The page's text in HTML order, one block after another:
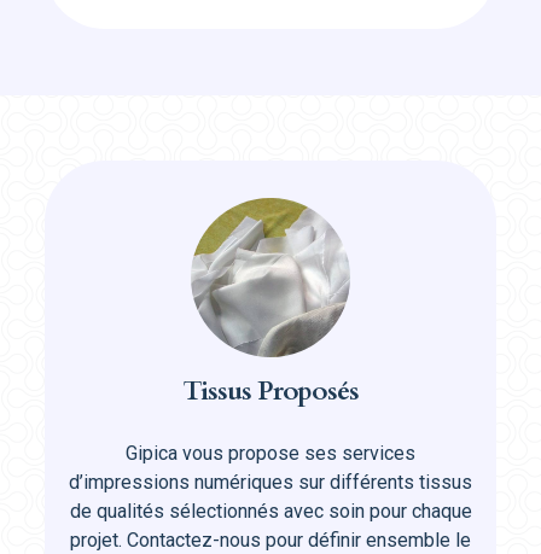
Tissus Proposés
Gipica vous propose ses services
d’impressions numériques sur différents tissus
de qualités sélectionnés avec soin pour chaque
projet. Contactez-nous pour définir ensemble le